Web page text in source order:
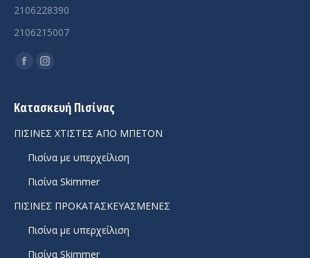
2106228390
2106215007
Facebook
opens
new
window
Instagram
opens
new
window
Κατασκευή Πισίνας
ΠΙΣΙΝΕΣ ΧΤΙΣΤΕΣ ΑΠΟ ΜΠΕΤΟΝ
Πισίνα με υπερχείλιση
Πισίνα Skimmer
ΠΙΣΙΝΕΣ ΠΡΟΚΑΤΑΣΚΕΥΑΣΜΕΝΕΣ
Πισίνα με υπερχείλιση
Πισίνα Skimmer